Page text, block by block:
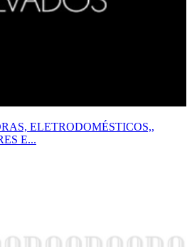
ELETRODOMÉSTICOS,,
E...